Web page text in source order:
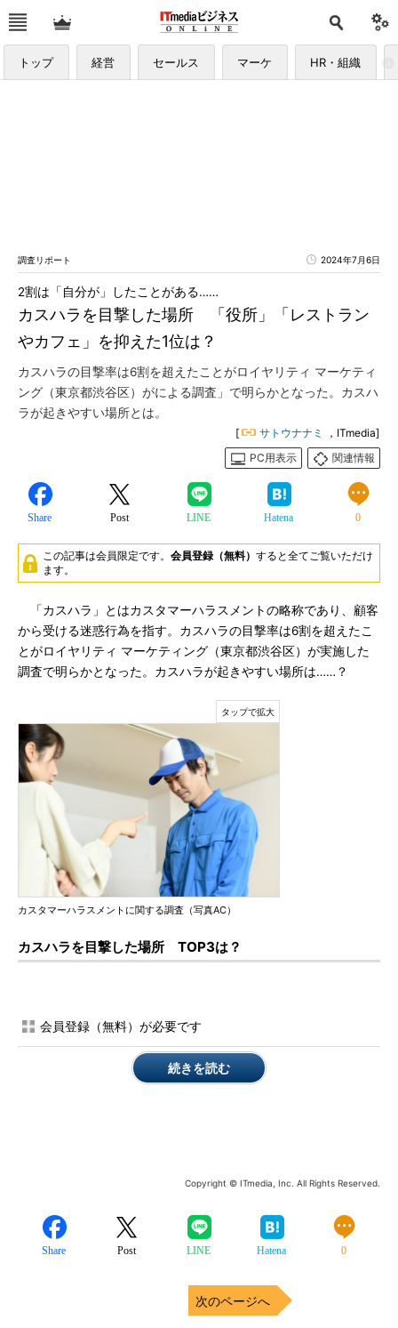
トップ 経営 セールス マーケ HR・組織
調査リポート 2024年7月6日
カスハラを目撃した場所 「役所」「レストラン
やカフェ」を抑えた1位は？
2割は「自分が」したことがある……
カスハラの目撃率は6割を超えたことがロイヤリティ マーケティ
ング（東京都渋谷区）がによる調査」で明らかとなった。カスハ
ラが起きやすい場所とは。
[ サトウナナミ
，ITmedia]
PC用表示
関連情報
Share Post LINE Hatena 0
この記事は会員限定です。 会員登録（無料） すると全てご覧いただけ
ます。
「カスハラ」とはカスタマーハラスメントの略称であり、顧客
から受ける迷惑行為を指す。カスハラの目撃率は6割を超えたこ
とがロイヤリティ マーケティング（東京都渋谷区）が実施した
調査で明らかとなった。カスハラが起きやすい場所は……？
カスタマーハラスメントに関する調査（写真AC）
カスハラを目撃した場所 TOP3は？
会員登録（無料）が必要です
続きを読む
Copyright © ITmedia, Inc. All Rights Reserved.
Share Post LINE Hatena 0
次のページへ